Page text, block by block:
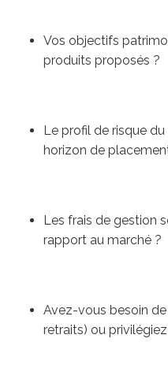
Vos objectifs
produits proposés ?
Le profil de risque
horizon de
Les frais de gestion
rapport au marché ?
Avez-vous besoin
retraits) ou